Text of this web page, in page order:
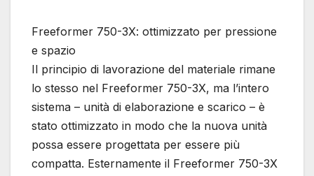
Freeformer 750-3X: ottimizzato per pressione
e spazio
Il principio di lavorazione del materiale rimane
lo stesso nel Freeformer 750-3X, ma l’intero
sistema – unità di elaborazione e scarico – è
stato ottimizzato in modo che la nuova unità
possa essere progettata per essere più
compatta. Esternamente il Freeformer 750-3X